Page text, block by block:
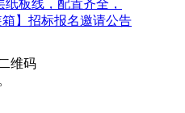
板线，配置齐全，
】招标报名邀请公告
维码